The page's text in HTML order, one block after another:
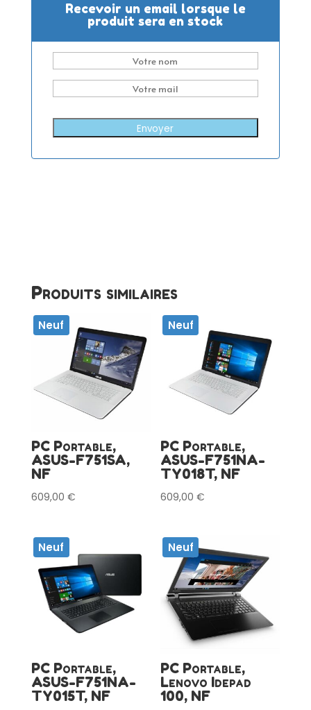
Recevoir un email lorsque le
produit sera en stock
Envoyer
Produits similaires
Neuf
PC Portable,
ASUS-F751SA,
NF
609,00 €
Neuf
PC Portable,
ASUS-F751NA-
TY018T, NF
609,00€
Neuf
PC Portable,
ASUS-F751NA-
TY015T, NF
Neuf
PC Portable,
Lenovo Idepad
100, NF